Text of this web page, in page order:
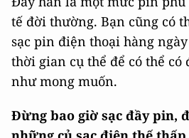
Đây hẳn là một mức pin
tế đời thường. Bạn cũng có
sạc pin điện thoại hàng ngày
như mong muốn.